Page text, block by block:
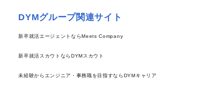
DYMグループ関連サイト
新卒就活エージェントならMeets Company
新卒就活スカウトならDYMスカウト
未経験からエンジニア・事務職を目指すならDYMキャリア